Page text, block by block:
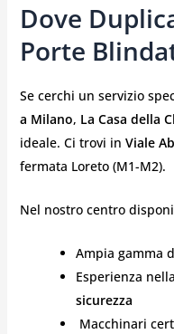
Dove
Porte
Se cerchi un servizio
a Milano, La Casa della
ideale. Ci trovi in Viale
fermata Loreto (M1-M2).
Nel nostro centro
Ampia gamma
Esperienza
sicurezza
Macchinari